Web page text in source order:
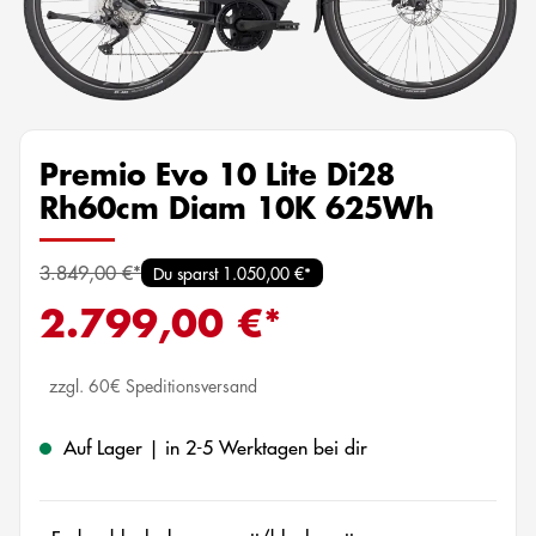
Premio Evo 10 Lite Di28
Rh60cm Diam 10K 625Wh
3.849,00 €* Du sparst 1.050,00 €*
2.799,00 €*
zzgl. 60€ Speditionsversand
Auf Lager | in 2-5 Werktagen bei dir